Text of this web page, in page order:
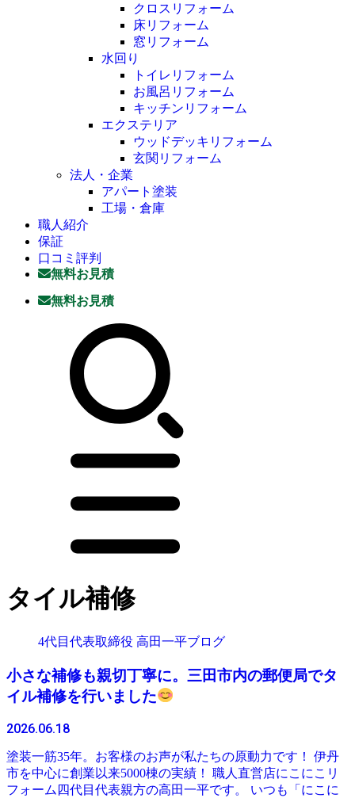
クロスリフォーム
床リフォーム
窓リフォーム
水回り
トイレリフォーム
お風呂リフォーム
キッチンリフォーム
エクステリア
ウッドデッキリフォーム
玄関リフォーム
法人・企業
アパート塗装
工場・倉庫
職人紹介
保証
口コミ評判
無料お見積
無料お見積
タイル補修
4代目代表取締役 高田一平ブログ
小さな補修も親切丁寧に。三田市内の郵便局でタ
イル補修を行いました
2026.06.18
塗装一筋35年。お客様のお声が私たちの原動力です！ 伊丹
市を中心に創業以来5000棟の実績！ 職人直営店にこにこリ
フォーム四代目代表親方の高田一平です。 いつも「にこに